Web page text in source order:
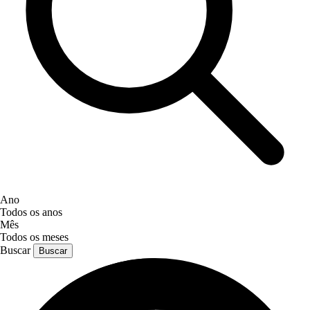
Ano
Todos os anos
Mês
Todos os meses
Buscar
Buscar